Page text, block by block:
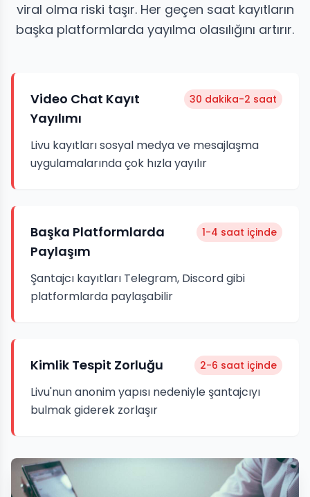
viral olma riski taşır. Her geçen saat kayıtların
başka platformlarda yayılma olasılığını artırır.
Video Chat Kayıt
Yayılımı
30 dakika-2 saat
Livu kayıtları sosyal medya ve mesajlaşma
uygulamalarında çok hızla yayılır
Başka Platformlarda
Paylaşım
1-4 saat içinde
Şantajcı kayıtları Telegram, Discord gibi
platformlarda paylaşabilir
Kimlik Tespit Zorluğu 2-6 saat içinde
Livu'nun anonim yapısı nedeniyle şantajcıyı
bulmak giderek zorlaşır